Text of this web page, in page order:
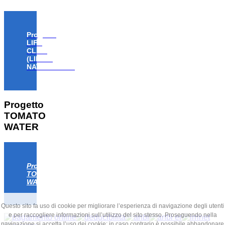
Progetto
LIFE
CLAW
(LIFE18
NAT/IT/000806)
Progetto
TOMATO
WATER
Progetto
TOMATO
WATER
Questo sito fa uso di cookie per migliorare l’esperienza di navigazione degli utenti
e per raccogliere informazioni sull’utilizzo del sito stesso. Proseguendo nella